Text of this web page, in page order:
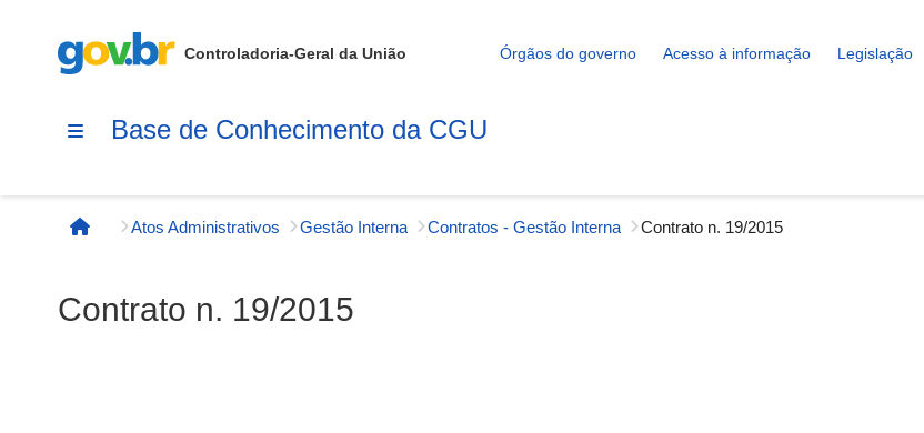
Controladoria-Geral da União Órgãos do governo Acesso à informação Legislação
Base de Conhecimento da CGU
Página inicial
Atos Administrativos Gestão Interna Contratos - Gestão Interna Contrato n. 19/2015
Contrato n. 19/2015